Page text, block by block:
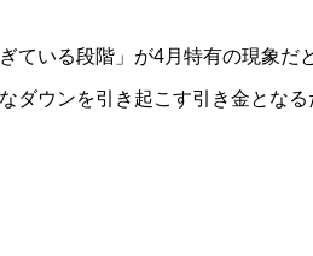
いる段階」が4月特有の現象だ
ダウンを引き起こす引き金とな